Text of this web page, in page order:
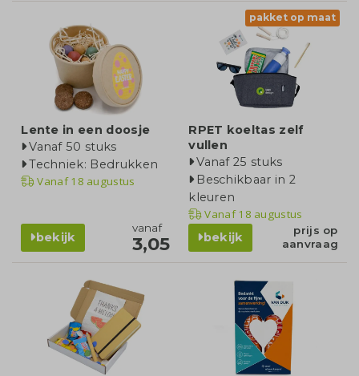
Lente in een doosje
Vanaf 50 stuks
Techniek: Bedrukken
Vanaf18 augustus
bekijk
vanaf
3,05
pakket op maat
RPET koeltas zelf
vullen
Vanaf 25 stuks
Beschikbaar in 2
kleuren
Vanaf18 augustus
bekijk
prijs op
aanvraag